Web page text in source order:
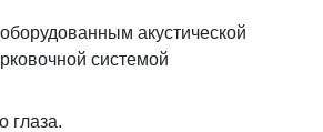
акустической
системой
глаза.